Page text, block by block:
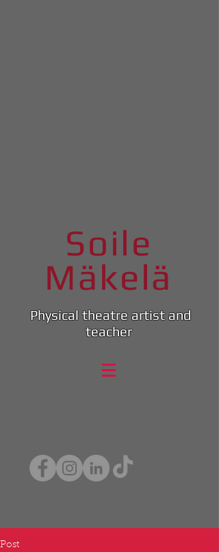
Soile
Mäkelä
Physical theatre artist and
teacher
Post